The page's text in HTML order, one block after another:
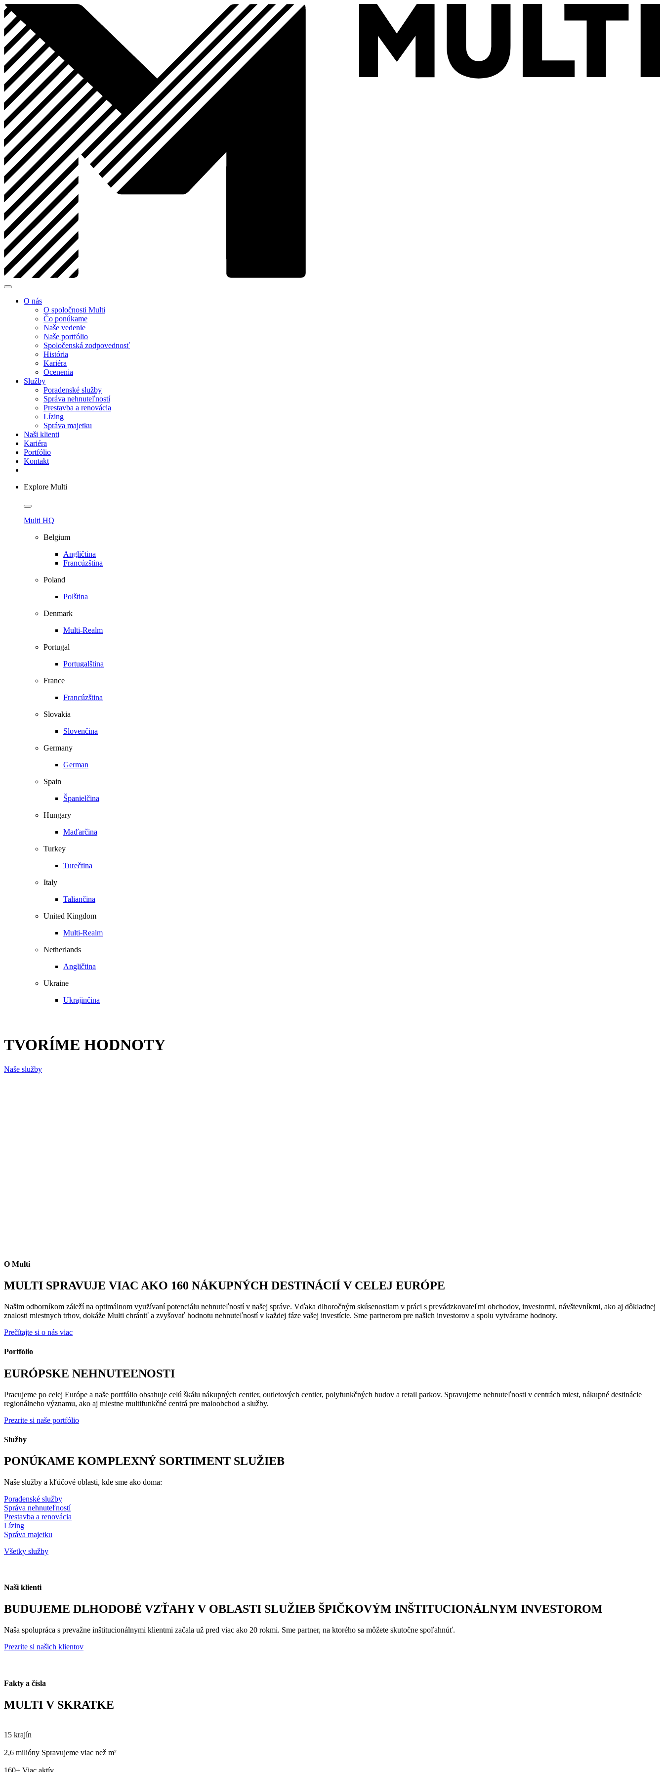
O nás
O spoločnosti Multi
Čo ponúkame
Naše vedenie
Naše portfólio
Spoločenská zodpovednosť
História
Kariéra
Ocenenia
Služby
Poradenské služby
Správa nehnuteľností
Prestavba a renovácia
Lízing
Správa majetku
Naši klienti
Kariéra
Portfólio
Kontakt
Explore Multi
Multi HQ
Belgium
Angličtina
Francúzština
Poland
Polština
Denmark
Multi-Realm
Portugal
Portugalština
France
Francúzština
Slovakia
Slovenčina
Germany
German
Spain
Španielčina
Hungary
Maďarčina
Turkey
Turečtina
Italy
Taliančina
United Kingdom
Multi-Realm
Netherlands
Angličtina
Ukraine
Ukrajinčina
TVORÍME HODNOTY
Naše služby
O Multi
MULTI SPRAVUJE VIAC AKO 160 NÁKUPNÝCH DESTINÁCIÍ V CELEJ EURÓPE
Našim odborníkom záleží na optimálnom využívaní potenciálu nehnuteľností v našej správe. Vďaka dlhoročným skúsenostiam v práci s prevádzkovateľmi obchodov, investormi, návštevníkmi, ako aj dôkladnej
znalosti miestnych trhov, dokáže Multi chrániť a zvyšovať hodnotu nehnuteľností v každej fáze vašej investície. Sme partnerom pre našich investorov a spolu vytvárame hodnoty.
Prečítajte si o nás viac
Portfólio
EURÓPSKE NEHNUTEĽNOSTI
Pracujeme po celej Európe a naše portfólio obsahuje celú škálu nákupných centier, outletových centier, polyfunkčných budov a retail parkov. Spravujeme nehnuteľnosti v centrách miest, nákupné destinácie
regionálneho významu, ako aj miestne multifunkčné centrá pre maloobchod a služby.
Prezrite si naše portfólio
Služby
PONÚKAME KOMPLEXNÝ SORTIMENT SLUŽIEB
Naše služby a kľúčové oblasti, kde sme ako doma:
Poradenské služby
Správa nehnuteľností
Prestavba a renovácia
Lízing
Správa majetku
Všetky služby
Naši klienti
BUDUJEME DLHODOBÉ VZŤAHY V OBLASTI SLUŽIEB ŠPIČKOVÝM INŠTITUCIONÁLNYM INVESTOROM
Naša spolupráca s prevažne inštitucionálnymi klientmi začala už pred viac ako 20 rokmi. Sme partner, na ktorého sa môžete skutočne spoľahnúť.
Prezrite si našich klientov
Fakty a čísla
MULTI V SKRATKE
15 krajín
2,6 milióny Spravujeme viac než m²
160+ Viac aktív